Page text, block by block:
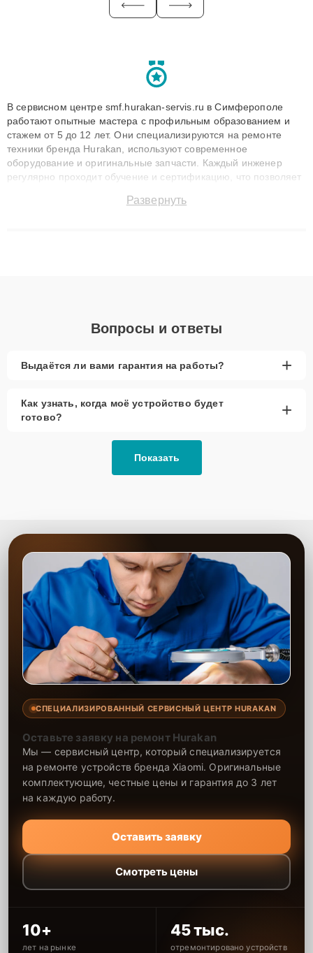
В сервисном центре smf.hurakan-servis.ru в Симферополе
работают опытные мастера с профильным образованием и
стажем от 5 до 12 лет. Они специализируются на ремонте
техники бренда Hurakan, используют современное
оборудование и оригинальные запчасти. Каждый инженер
регулярно проходит обучение и сертификацию, что позволяет
технику с сохранением гарантии до 3 лет. Наши мастера
Развернуть
Вопросы и ответы
Выдаётся ли вами гарантия на работы? +
Как узнать, когда моё устройство будет
готово?
+
Показать
СПЕЦИАЛИЗИРОВАННЫЙ СЕРВИСНЫЙ ЦЕНТР HURAKAN
Оставьте заявку на ремонт Hurakan
Мы — сервисный центр, который специализируется
на ремонте устройств бренда Xiaomi. Оригинальные
комплектующие, честные цены и гарантия до 3 лет
на каждую работу.
Оставить заявку
Смотреть цены
10+
лет на рынке
45 тыс.
отремонтировано устройств